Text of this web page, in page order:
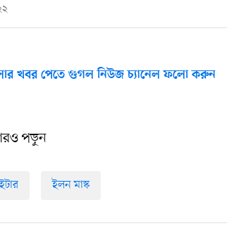
খবর পেতে গুগল নিউজ চ্যানেল ফলো করুন
পড়ুন
ইলন মাস্ক